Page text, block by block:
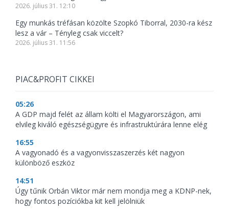
2026. július 31. 12:10
Egy munkás tréfásan közölte Szopkó Tiborral, 2030-ra kész
lesz a vár – Tényleg csak viccelt?
2026. július 31. 11:56
PIAC&PROFIT CIKKEI
05:26
A GDP majd felét az állam költi el Magyarországon, ami
elvileg kiváló egészségügyre és infrastruktúrára lenne elég
16:55
A vagyonadó és a vagyonvisszaszerzés két nagyon
különböző eszköz
14:51
Úgy tűnik Orbán Viktor már nem mondja meg a KDNP-nek,
hogy fontos pozíciókba kit kell jelölniük